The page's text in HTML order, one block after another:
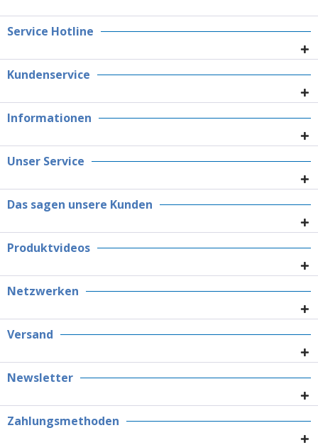
Service Hotline
Kundenservice
Informationen
Unser Service
Das sagen unsere Kunden
Produktvideos
Netzwerken
Versand
Newsletter
Zahlungsmethoden